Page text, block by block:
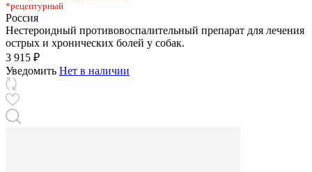
*рецептурный
Россия
Нестероидный противовоспалительный препарат для лечения
острых и хронических болей у собак.
3 915 ₽
Уведомить Нет в наличии